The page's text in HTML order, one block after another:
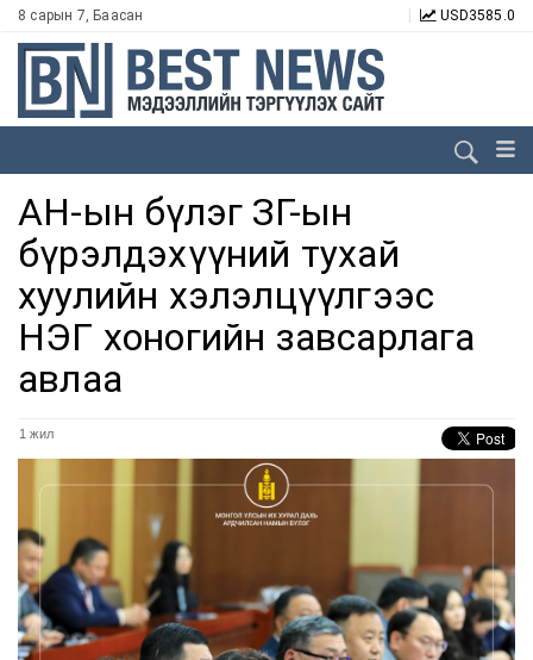
8 сарын 7, Баасан USD3585.0
АН-ын бүлэг ЗГ-ын
бүрэлдэхүүний тухай
хуулийн хэлэлцүүлгээс
НЭГ хоногийн завсарлага
авлаа
1 жил